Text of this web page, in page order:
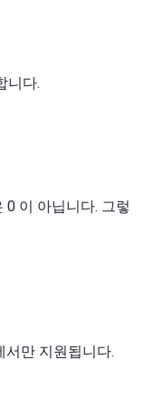
니다.
0 이 아닙니다. 그렇
서만 지원됩니다.